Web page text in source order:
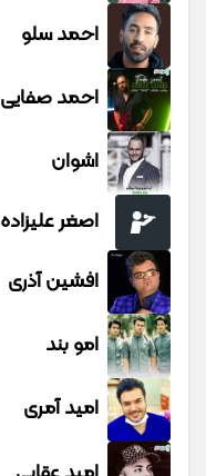
احمد سلو
احمد صفایی
اشوان
اصغر علیزاده
افشین آذری
امو بند
امید آمری